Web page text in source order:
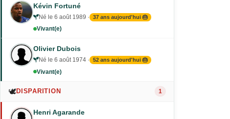
Kévin Fortuné
Né le 6 août 1989 · 37 ans aujourd'hui 🎂
Vivant(e)
Olivier Dubois
Né le 6 août 1974 · 52 ans aujourd'hui 🎂
Vivant(e)
🕊️DISPARITION 1
Henri Agarande